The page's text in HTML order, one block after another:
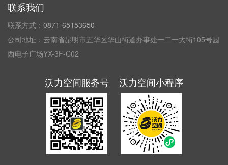
联系我们
联系方式： 0871-65153650
公司地址：云南省昆明市五华区华山街道办事处一二一大街105号园
西电子广场YX-3F-C02
沃力空间服务号 沃力空间小程序